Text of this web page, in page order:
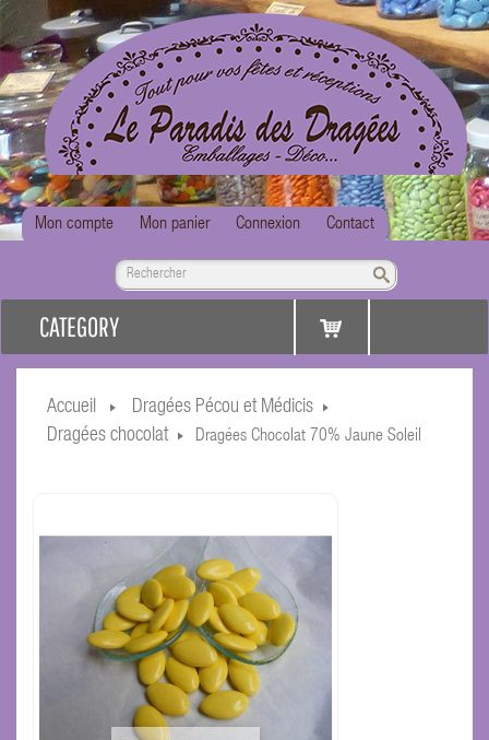
Mon compte Mon panier Connexion Contact
CATEGORY
Accueil
Dragées Pécou et Médicis
Dragées chocolat
Dragées Chocolat 70% Jaune Soleil